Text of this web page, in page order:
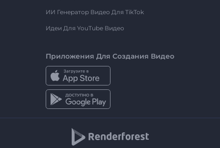
ИИ Генератор Видео Для TikTok
Идеи Для YouTube Видео
Приложения Для Создания Видео